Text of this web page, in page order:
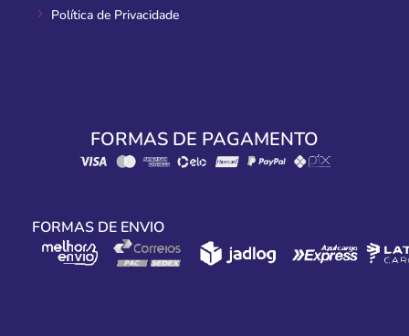
Política de Privacidade
FORMAS DE PAGAMENTO
FORMAS DE ENVIO